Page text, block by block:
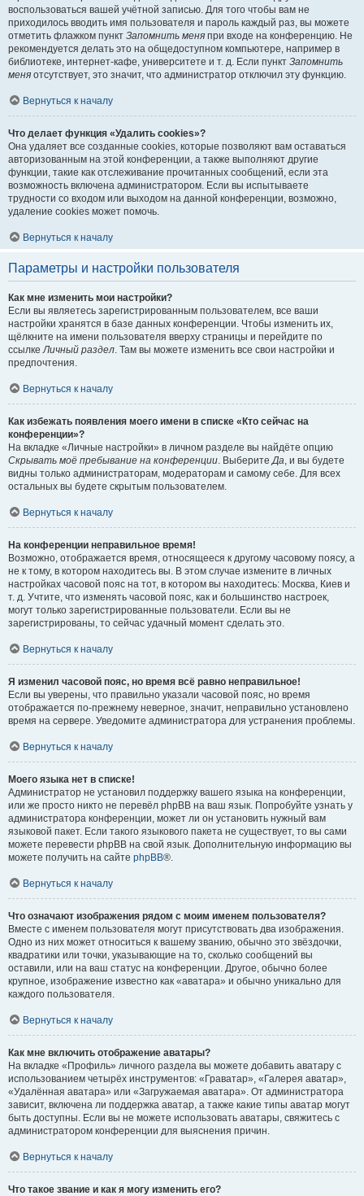
воспользоваться вашей учётной записью. Для того чтобы вам не
приходилось вводить имя пользователя и пароль каждый раз, вы можете
отметить флажком пункт Запомнить меня при входе на конференцию. Не
рекомендуется делать это на общедоступном компьютере, например в
библиотеке, интернет-кафе, университете и т. д. Если пункт Запомнить
меня отсутствует, это значит, что администратор отключил эту функцию.
Вернуться к началу
Что делает функция «Удалить cookies»?
Она удаляет все созданные cookies, которые позволяют вам оставаться
авторизованным на этой конференции, а также выполняют другие
функции, такие как отслеживание прочитанных сообщений, если эта
возможность включена администратором. Если вы испытываете
трудности со входом или выходом на данной конференции, возможно,
удаление cookies может помочь.
Вернуться к началу
Параметры и настройки пользователя
Как мне изменить мои настройки?
Если вы являетесь зарегистрированным пользователем, все ваши
настройки хранятся в базе данных конференции. Чтобы изменить их,
щёлкните на имени пользователя вверху страницы и перейдите по
ссылкеЛичный раздел. Там вы можете изменить все свои настройки и
предпочтения.
Вернуться к началу
Как избежать появления моего имени в списке «Кто сейчас на
конференции»?
На вкладке «Личные настройки» в личном разделе вы найдёте опцию
Скрывать моё пребывание на конференции. ВыберитеДа, и вы будете
видны только администраторам, модераторам и самому себе. Для всех
остальных вы будете скрытым пользователем.
Вернуться к началу
На конференции неправильное время!
Возможно, отображается время, относящееся к другому часовому поясу, а
не к тому, в котором находитесь вы. В этом случае измените в личных
настройках часовой пояс на тот, в котором вы находитесь: Москва, Киев и
т. д. Учтите, что изменять часовой пояс, как и большинство настроек,
могут только зарегистрированные пользователи. Если вы не
зарегистрированы, то сейчас удачный момент сделать это.
Вернуться к началу
Я изменил часовой пояс, но время всё равно неправильное!
Если вы уверены, что правильно указали часовой пояс, но время
отображается по-прежнему неверное, значит, неправильно установлено
время на сервере. Уведомите администратора для устранения проблемы.
Вернуться к началу
Моего языка нет в списке!
Администратор не установил поддержку вашего языка на конференции,
или же просто никто не перевёл phpBB на ваш язык. Попробуйте узнать у
администратора конференции, может ли он установить нужный вам
языковой пакет. Если такого языкового пакета не существует, то вы сами
можете перевести phpBB на свой язык. Дополнительную информацию вы
можете получить на сайте phpBB®.
Вернуться к началу
Что означают изображения рядом с моим именем пользователя?
Вместе с именем пользователя могут присутствовать два изображения.
Одно из них может относиться к вашему званию, обычно это звёздочки,
квадратики или точки, указывающие на то, сколько сообщений вы
оставили, или на ваш статус на конференции. Другое, обычно более
крупное, изображение известно как «аватара» и обычно уникально для
каждого пользователя.
Вернуться к началу
Как мне включить отображение аватары?
На вкладке «Профиль» личного раздела вы можете добавить аватару с
использованием четырёх инструментов: «Граватар», «Галерея аватар»,
«Удалённая аватара» или «Загружаемая аватара». От администратора
зависит, включена ли поддержка аватар, а также какие типы аватар могут
быть доступны. Если вы не можете использовать аватары, свяжитесь с
администратором конференции для выяснения причин.
Вернуться к началу
Что такое звание и как я могу изменить его?